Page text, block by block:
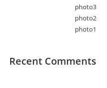
photo3
photo2
photo1
Recent Comments